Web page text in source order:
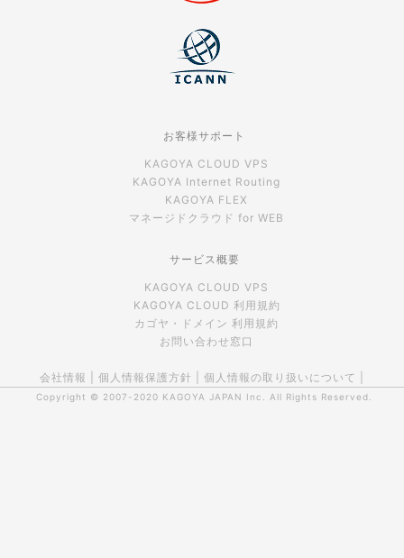
お客様サポート
KAGOYA CLOUD VPS
KAGOYA Internet Routing
KAGOYA FLEX
マネージドクラウド for WEB
サービス概要
KAGOYA CLOUD VPS
KAGOYA CLOUD 利用規約
カゴヤ・ドメイン 利用規約
お問い合わせ窓口
会社情報 個人情報保護方針 個人情報の取り扱いについて
Copyright © 2007-2020 KAGOYA JAPAN Inc. All Rights Reserved.